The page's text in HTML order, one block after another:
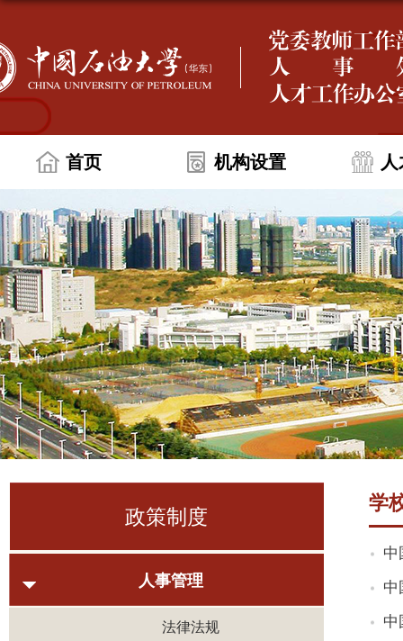
首页 机构设置
政策制度
人事管理
法律法规
学
中
中
中